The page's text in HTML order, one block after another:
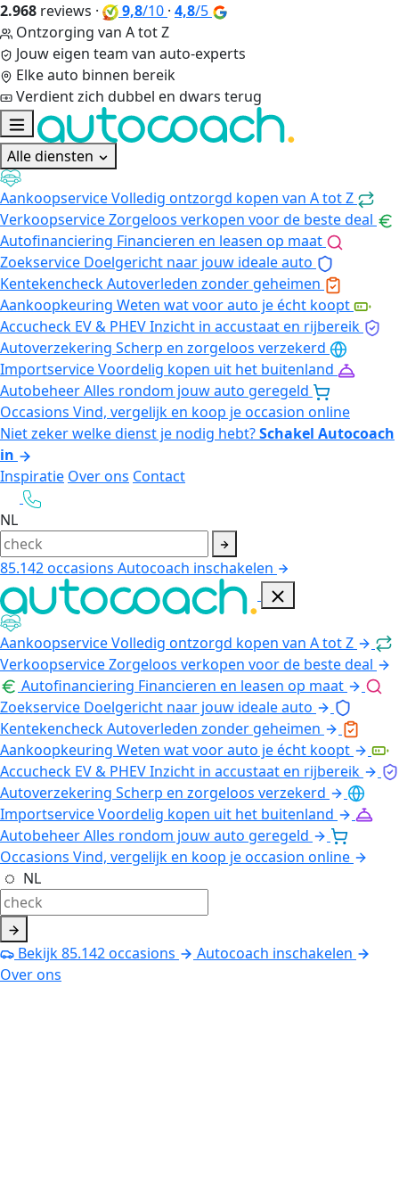
2.968 reviews · 9,8/10 · 4,8/5
Ontzorging van A tot Z
Jouw eigen team van auto-experts
Elke auto binnen bereik
Verdient zich dubbel en dwars terug
Alle diensten
AankoopserviceVolledig ontzorgd kopen van A tot Z
VerkoopserviceZorgeloos verkopen voor de beste deal
Autofinanciering Financieren en leasen op maat
Zoekservice Doelgericht naar jouw ideale auto
KentekencheckAutoverleden zonder geheimen
Aankoopkeuring Weten wat voor auto je écht koopt
Accucheck EV & PHEVInzicht in accustaat en rijbereik
Autoverzekering Scherp en zorgeloos verzekerd
ImportserviceVoordelig kopen uit het buitenland
AutobeheerAlles rondom jouw auto geregeld
Occasions Vind, vergelijk en koop je occasion online
Niet zeker welke dienst je nodig hebt?Schakel Autocoach
in
Inspiratie Over ons Contact
NL
85.142occasions Autocoach inschakelen
AankoopserviceVolledig ontzorgd kopen van A tot Z
VerkoopserviceZorgeloos verkopen voor de beste deal
Autofinanciering Financieren en leasen op maat
Zoekservice Doelgericht naar jouw ideale auto
KentekencheckAutoverleden zonder geheimen
Aankoopkeuring Weten wat voor auto je écht koopt
Accucheck EV & PHEVInzicht in accustaat en rijbereik
Autoverzekering Scherp en zorgeloos verzekerd
ImportserviceVoordelig kopen uit het buitenland
AutobeheerAlles rondom jouw auto geregeld
Occasions Vind, vergelijk en koop je occasion online
NL
Bekijk85.142occasions
Autocoach inschakelen
Over ons